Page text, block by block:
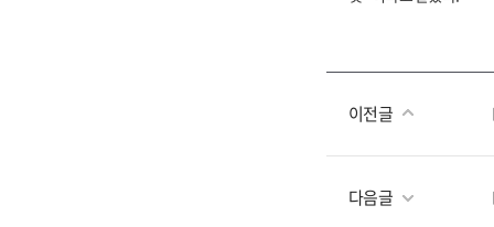
이전글
다음글